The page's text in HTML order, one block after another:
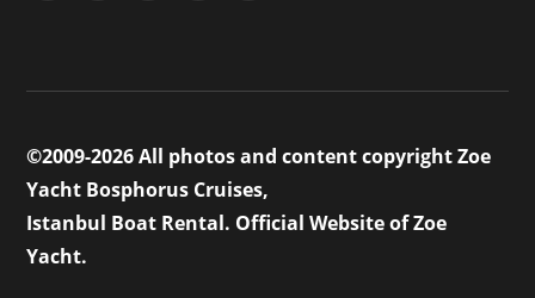
©2009-2026 All photos and content copyright Zoe
Yacht Bosphorus Cruises,
Istanbul Boat Rental. Official Website of Zoe
Yacht.